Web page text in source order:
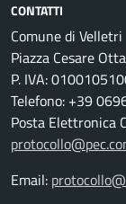
CONTATTI
Comune di Velletri
Piazza Cesare
P. IVA:
Telefono: +39
Posta Elettronica
Email: